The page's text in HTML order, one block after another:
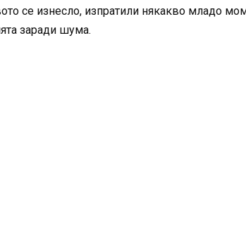
се изнесло, изпратили някакво младо
заради шума.